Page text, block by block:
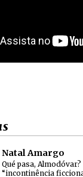
Natal Amargo
Qué pasa,
“incontinência